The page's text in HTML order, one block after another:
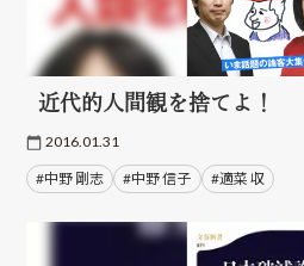
近代的人間観を捨てよ！
2016.01.31
#中野 剛志 #中野 信子 #適菜 収